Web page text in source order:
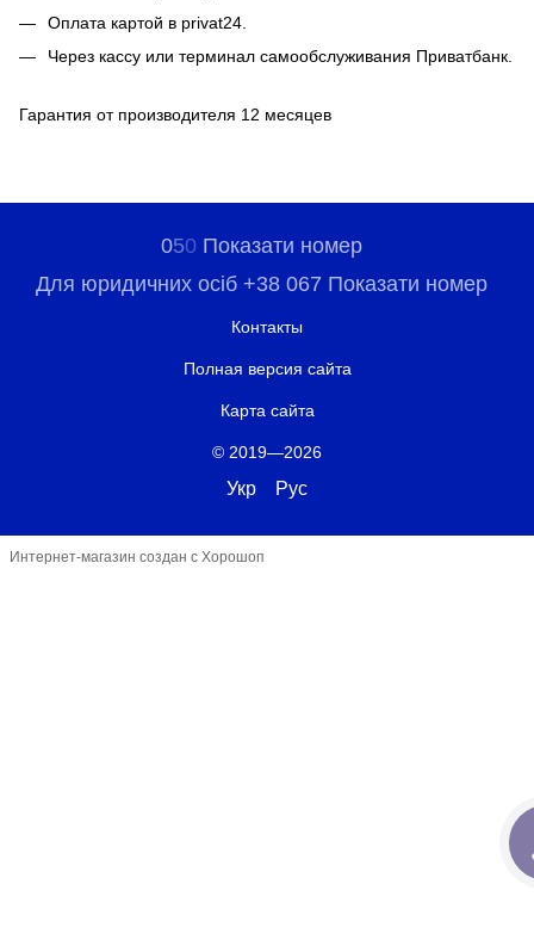
Оплата картой в privat24.
Через кассу или терминал самообслуживания Приватбанк.
Гарантия от производителя 12 месяцев
050 Показати номер
Для юридичних осіб +38 067 Показати номер
Контакты
Полная версия сайта
Карта сайта
© 2019—2026
Укр Рус
Интернет-магазин создан с Хорошоп